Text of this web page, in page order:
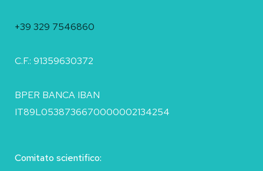
+39 329 7546860
C.F.: 91359630372
BPER BANCA IBAN
IT89L0538736670000002134254
Comitato scientifico: